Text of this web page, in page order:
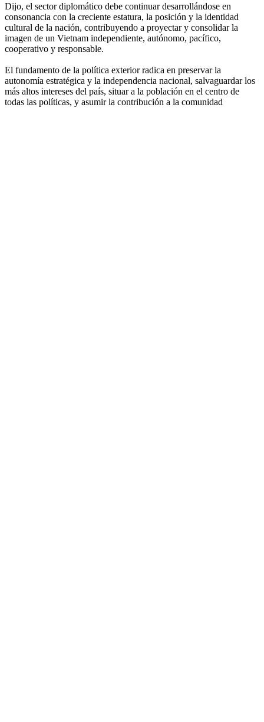
Dijo, el sector diplomático debe continuar desarrollándose en
consonancia con la creciente estatura, la posición y la identidad
cultural de la nación, contribuyendo a proyectar y consolidar la
imagen de un Vietnam independiente, autónomo, pacífico,
cooperativo y responsable.
El fundamento de la política exterior radica en preservar la
autonomía estratégica y la independencia nacional, salvaguardar los
más altos intereses del país, situar a la población en el centro de
todas las políticas, y asumir la contribución a la comunidad